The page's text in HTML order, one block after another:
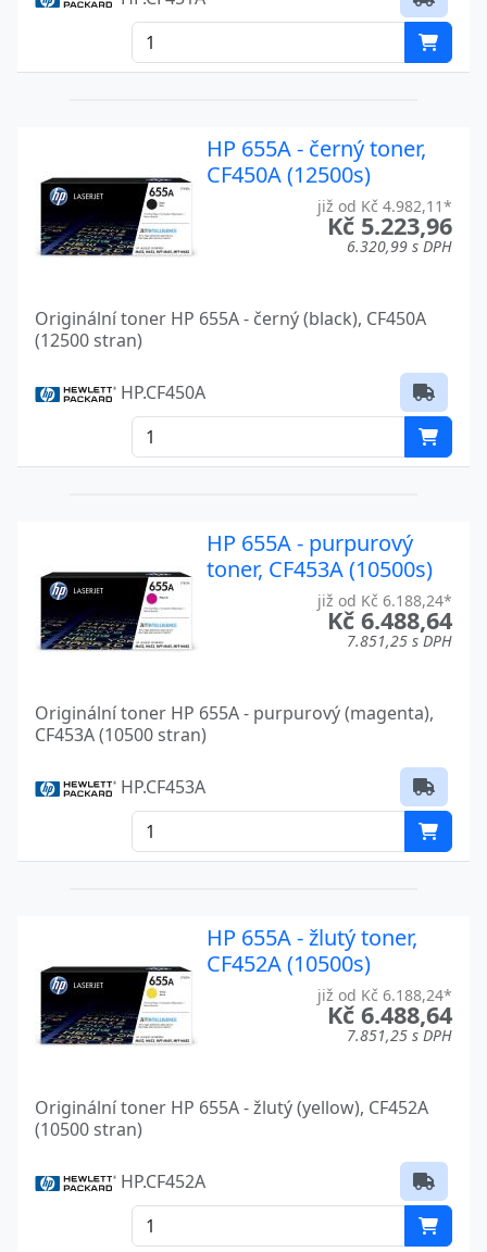
HP 655A - černý toner,
CF450A (12500s)
již od Kč 4.982,11*
Kč 5.223,96
6.320,99 s DPH
Originální toner HP 655A - černý (black), CF450A
(12500 stran)
HP.CF450A
HP 655A - purpurový
toner, CF453A (10500s)
již od Kč 6.188,24*
Kč 6.488,64
7.851,25 s DPH
Originální toner HP 655A - purpurový (magenta),
CF453A (10500 stran)
HP.CF453A
HP 655A - žlutý toner,
CF452A (10500s)
již od Kč 6.188,24*
Kč 6.488,64
7.851,25 s DPH
Originální toner HP 655A - žlutý (yellow), CF452A
(10500 stran)
HP.CF452A